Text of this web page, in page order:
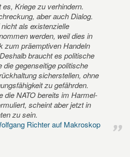
es, Kriege zu verhindern.
aber auch Dialog.
als existenzielle
werden, weil dies in
zum präemptiven Handeln
braucht es politische
die gegenseitige politische
sicherstellen, ohne
zu gefährden.
die NATO bereits im Harmel-
scheint aber jetzt in
zu sein.
Richter auf Makroskop